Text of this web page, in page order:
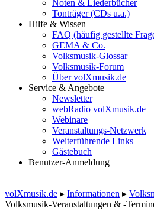
Noten & Liederbücher
Tonträger (CDs u.a.)
Hilfe & Wissen
FAQ (häufig gestellte
GEMA & Co.
Volksmusik-Glossar
Volksmusik-Forum
Über volXmusik.de
Service & Angebote
Newsletter
webRadio volXmusik.de
Webinare
Veranstaltungs-Netzwerk
Weiterführende Links
Gästebuch
Benutzer-Anmeldung
volXmusik.de ▸ Informationen ▸
Volksmusik-Veranstaltungen & -